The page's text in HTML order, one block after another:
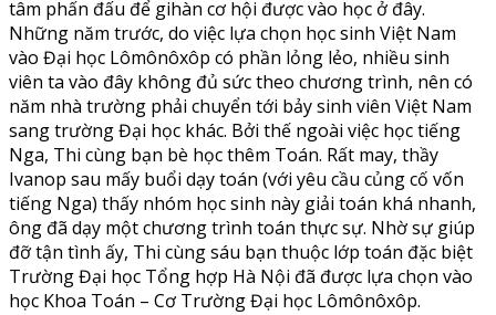
tâm phấn đấu để gihàn cơ hội được vào học ở đây.
Những năm trước, do việc lựa chọn học sinh Việt Nam
vào Đại học Lômônôxôp có phần lỏng lẻo, nhiều sinh
viên ta vào đây không đủ sức theo chương trình, nên có
năm nhà trường phải chuyển tới bảy sinh viên Việt Nam
sang trường Đại học khác. Bởi thế ngoài việc học tiếng
Nga, Thi cùng bạn bè học thêm Toán. Rất may, thầy
Ivanop sau mấy buổi dạy toán (với yêu cầu củng cố vốn
tiếng Nga) thấy nhóm học sinh này giải toán khá nhanh,
ông đã dạy một chương trình toán thực sự. Nhờ sự giúp
đỡ tận tình ấy, Thi cùng sáu bạn thuộc lớp toán đặc biệt
Trường Đại học Tổng hợp Hà Nội đã được lựa chọn vào
học Khoa Toán – Cơ Trường Đại học Lômônôxôp.